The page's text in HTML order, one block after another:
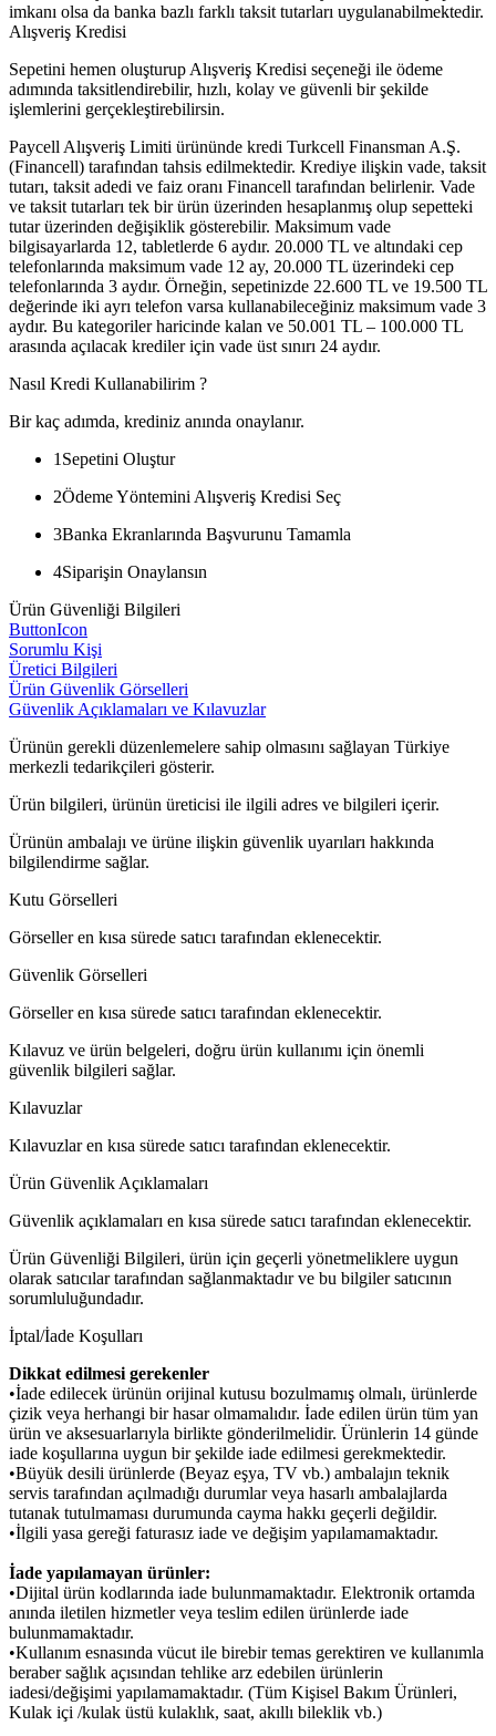
imkanı olsa da banka bazlı farklı taksit tutarları uygulanabilmektedir.
Alışveriş Kredisi
Sepetini hemen oluşturup Alışveriş Kredisi seçeneği ile ödeme
adımında taksitlendirebilir, hızlı, kolay ve güvenli bir şekilde
işlemlerini gerçekleştirebilirsin.
Paycell Alışveriş Limiti ürününde kredi Turkcell Finansman A.Ş.
(Financell) tarafından tahsis edilmektedir. Krediye ilişkin vade, taksit
tutarı, taksit adedi ve faiz oranı Financell tarafından belirlenir. Vade
ve taksit tutarları tek bir ürün üzerinden hesaplanmış olup sepetteki
tutar üzerinden değişiklik gösterebilir. Maksimum vade
bilgisayarlarda 12, tabletlerde 6 aydır. 20.000 TL ve altındaki cep
telefonlarında maksimum vade 12 ay, 20.000 TL üzerindeki cep
telefonlarında 3 aydır. Örneğin, sepetinizde 22.600 TL ve 19.500 TL
değerinde iki ayrı telefon varsa kullanabileceğiniz maksimum vade 3
aydır. Bu kategoriler haricinde kalan ve 50.001 TL – 100.000 TL
arasında açılacak krediler için vade üst sınırı 24 aydır.
Nasıl Kredi Kullanabilirim ?
Bir kaç adımda, krediniz anında onaylanır.
1 Sepetini Oluştur
2Ödeme Yöntemini Alışveriş Kredisi Seç
3Banka Ekranlarında Başvurunu Tamamla
4Siparişin Onaylansın
Ürün Güvenliği Bilgileri
ButtonIcon
Sorumlu Kişi
Üretici Bilgileri
Ürün Güvenlik Görselleri
Güvenlik Açıklamaları ve Kılavuzlar
Ürünün gerekli düzenlemelere sahip olmasını sağlayan Türkiye
merkezli tedarikçileri gösterir.
Ürün bilgileri, ürünün üreticisi ile ilgili adres ve bilgileri içerir.
Ürünün ambalajı ve ürüne ilişkin güvenlik uyarıları hakkında
bilgilendirme sağlar.
Kutu Görselleri
Görseller en kısa sürede satıcı tarafından eklenecektir.
Güvenlik Görselleri
Görseller en kısa sürede satıcı tarafından eklenecektir.
Kılavuz ve ürün belgeleri, doğru ürün kullanımı için önemli
güvenlik bilgileri sağlar.
Kılavuzlar
Kılavuzlar en kısa sürede satıcı tarafından eklenecektir.
Ürün Güvenlik Açıklamaları
Güvenlik açıklamaları en kısa sürede satıcı tarafından eklenecektir.
Ürün Güvenliği Bilgileri, ürün için geçerli yönetmeliklere uygun
olarak satıcılar tarafından sağlanmaktadır ve bu bilgiler satıcının
sorumluluğundadır.
İptal/İade Koşulları
Dikkat edilmesi gerekenler
•İade edilecek ürünün orijinal kutusu bozulmamış olmalı, ürünlerde
çizik veya herhangi bir hasar olmamalıdır. İade edilen ürün tüm yan
ürün ve aksesuarlarıyla birlikte gönderilmelidir. Ürünlerin 14 günde
iade koşullarına uygun bir şekilde iade edilmesi gerekmektedir.
•Büyük desili ürünlerde (Beyaz eşya, TV vb.) ambalajın teknik
servis tarafından açılmadığı durumlar veya hasarlı ambalajlarda
tutanak tutulmaması durumunda cayma hakkı geçerli değildir.
•İlgili yasa gereği faturasız iade ve değişim yapılamamaktadır.
İade yapılamayan ürünler:
•Dijital ürün kodlarında iade bulunmamaktadır. Elektronik ortamda
anında iletilen hizmetler veya teslim edilen ürünlerde iade
bulunmamaktadır.
•Kullanım esnasında vücut ile birebir temas gerektiren ve kullanımla
beraber sağlık açısından tehlike arz edebilen ürünlerin
iadesi/değişimi yapılamamaktadır. (Tüm Kişisel Bakım Ürünleri,
Kulak içi /kulak üstü kulaklık, saat, akıllı bileklik vb.)